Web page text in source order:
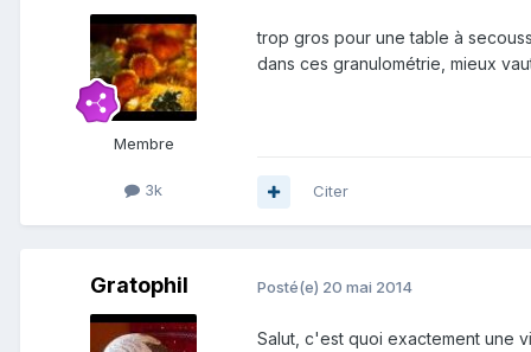
Membre
3k
trop gros pour une table à
dans ces granulométrie, mieux
Citer
Gratophil Posté(e) 20 mai 2014
Salut, c'est quoi exactement une